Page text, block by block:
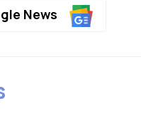
News